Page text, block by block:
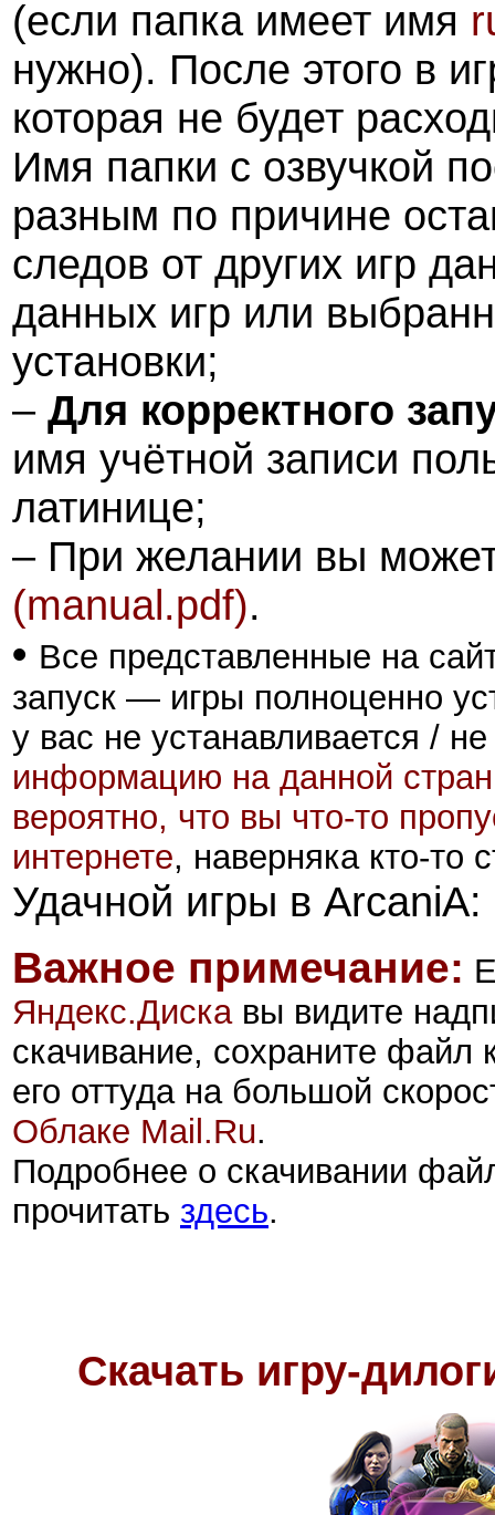
(если папка имеет имя
нужно). После этого в
которая не будет
Имя папки с озвучкой
разным по причине
следов от других игр
данных игр или
установки;
– Для корректного
имя учётной записи
латинице;
– При желании вы
(manual.pdf).
• Все представленные на
запуск — игры полноценно
у вас не устанавливается /
информацию на данной
вероятно, что вы что-то
интернете, наверняка кто-то
Удачной игры в
Важное примечание:
Яндекс.Дискавы видите
скачивание, сохраните файл
его оттуда на большой
Облаке Mail.Ru.
Подробнее о скачивании
прочитать здесь.
Скачать игру-